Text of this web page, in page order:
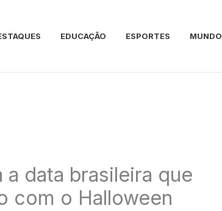
EDUCAÇÃO ESPORTES MUNDO
data brasileira que
com o Halloween